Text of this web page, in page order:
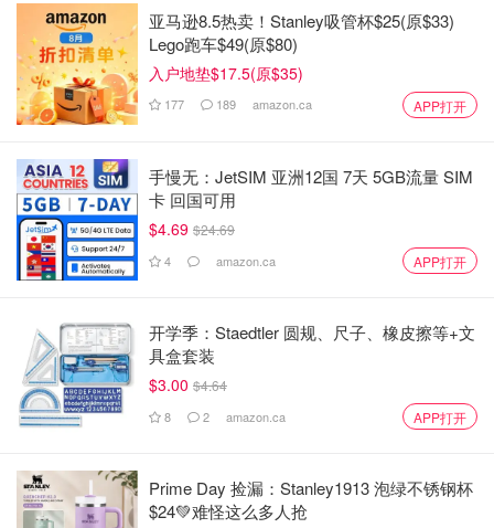
亚马逊8.5热卖！Stanley吸管杯$25(原$33)
Lego跑车$49(原$80)
入户地垫$17.5(原$35)
177 189 amazon.ca APP打开
手慢无：JetSIM 亚洲12国 7天 5GB流量 SIM
卡 回国可用
$4.69 $24.69
4 amazon.ca APP打开
开学季：Staedtler 圆规、尺子、橡皮擦等+文
具盒套装
$3.00 $4.64
8 2 amazon.ca APP打开
Prime Day 捡漏：Stanley1913 泡绿不锈钢杯
$24💚难怪这么多人抢